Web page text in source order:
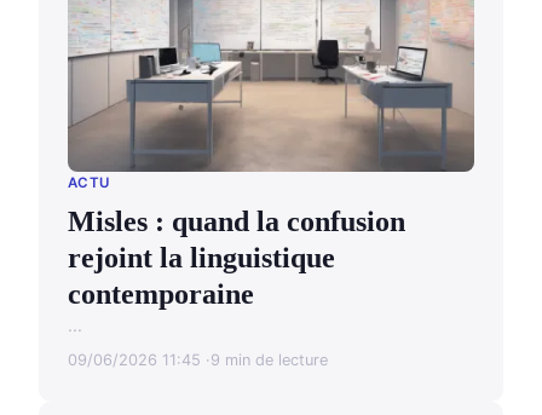
ACTU
Misles : quand la confusion
rejoint la linguistique
contemporaine
...
09/06/2026 11:45 9 min de lecture